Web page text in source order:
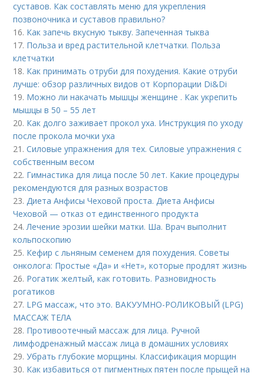
суставов. Как составлять меню для укрепления
позвоночника и суставов правильно?
16. Как запечь вкусную тыкву. Запеченная тыква
17. Польза и вред растительной клетчатки. Польза
клетчатки
18. Как принимать отруби для похудения. Какие отруби
лучше: обзор различных видов от Корпорации Di&Di
19. Можно ли накачать мышцы женщине . Как укрепить
мышцы в 50 – 55 лет
20. Как долго заживает прокол уха. Инструкция по уходу
после прокола мочки уха
21.Силовые упражнения для тех. Силовые упражнения с
собственным весом
22. Гимнастика для лица после 50 лет. Какие процедуры
рекомендуются для разных возрастов
23.Диета Анфисы Чеховой проста. Диета Анфисы
Чеховой — отказ от единственного продукта
24.Лечение эрозии шейки матки. Ша. Врач выполнит
кольпоскопию
25. Кефир с льняным семенем для похудения. Советы
онколога: Простые «Да» и «Нет», которые продлят жизнь
26. Рогатик желтый, как готовить. Разновидность
рогатиков
27. LPG массаж, что это. ВАКУУМНО-РОЛИКОВЫЙ (LPG)
МАССАЖ ТЕЛА
28. Противоотечный массаж для лица. Ручной
лимфодренажный массаж лица в домашних условиях
29.Убрать глубокие морщины. Классификация морщин
30. Как избавиться от пигментных пятен после прыщей на